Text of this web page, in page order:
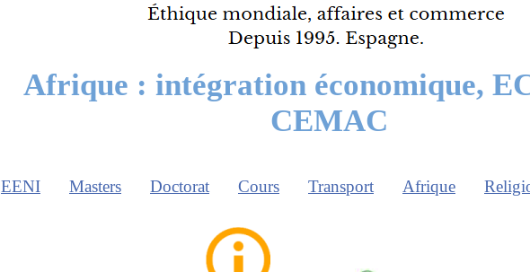
Afrique : intégration économique,
CEMAC
EENI Masters Doctorat Cours Transport Afrique